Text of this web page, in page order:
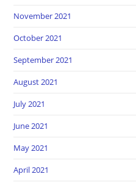
November 2021
October 2021
September 2021
August 2021
July 2021
June 2021
May 2021
April 2021